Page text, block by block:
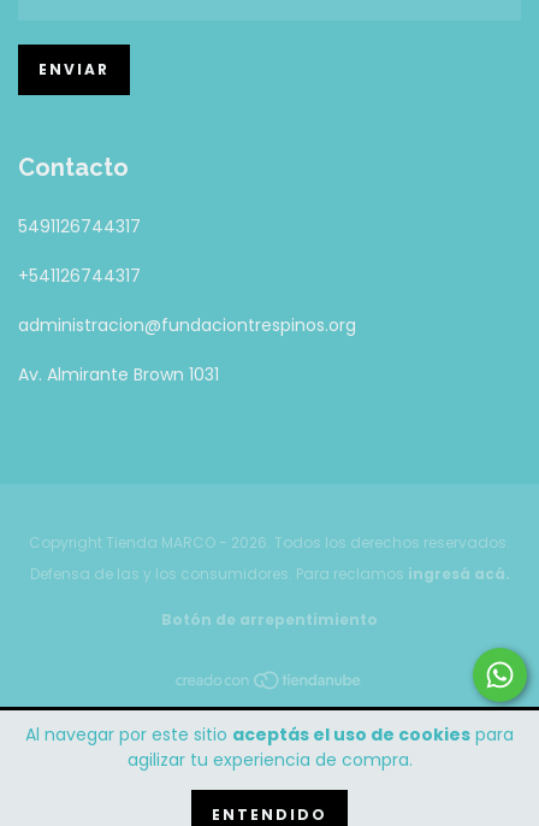
Al navegar por este sitio aceptás el uso de cookies para
agilizar tu experiencia de compra.
ENTENDIDO
Contacto
5491126744317
+541126744317
administracion@fundaciontrespinos.org
Av. Almirante Brown 1031
Copyright Tienda MARCO - 2026. Todos los derechos reservados.
Defensa de las y los consumidores. Para reclamos ingresá acá.
Botón de arrepentimiento